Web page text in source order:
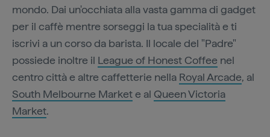
mondo. Dai un'occhiata alla vasta gamma di gadget
per il caffè mentre sorseggi la tua specialità e ti
iscrivi a un corso da barista. Il locale del "Padre"
possiede inoltre il League of Honest Coffee nel
centro città e altre caffetterie nella Royal Arcade, al
South Melbourne Markete al Queen Victoria
Market.